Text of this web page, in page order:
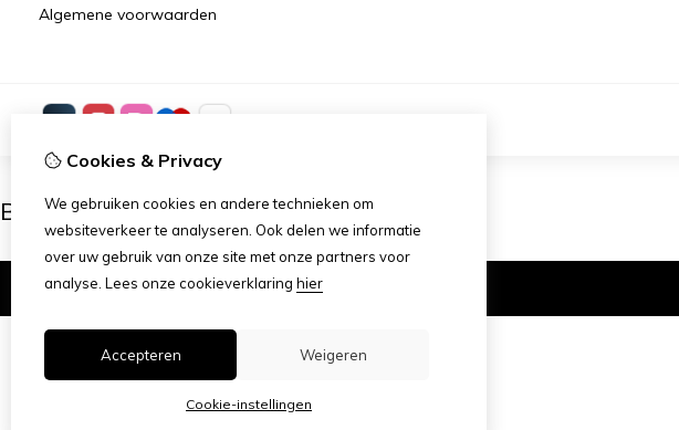
Algemene voorwaarden
Cookies & Privacy
We gebruiken cookies en andere technieken om
websiteverkeer te analyseren. Ook delen we informatie
over uw gebruik van onze site met onze partners voor
analyse. Lees onze cookieverklaring hier
Accepteren Weigeren
Cookie-instellingen
Ben je 18 of ouder?